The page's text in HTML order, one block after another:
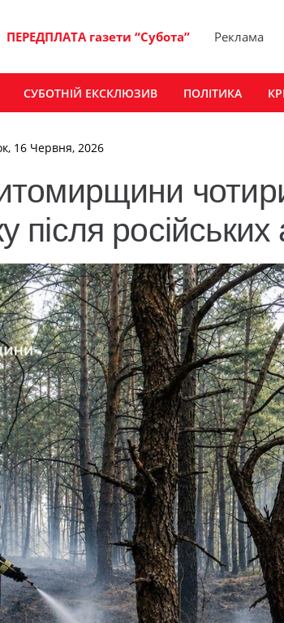
ПЕРЕДПЛАТА газети “Субота” Реклама
СУБОТНІЙ ЕКСКЛЮЗИВ ПОЛІТИКА
16 Червня, 2026
після російських